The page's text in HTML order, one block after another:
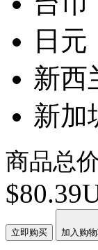
日元
新西
新加
商品总
立即购买 加入购